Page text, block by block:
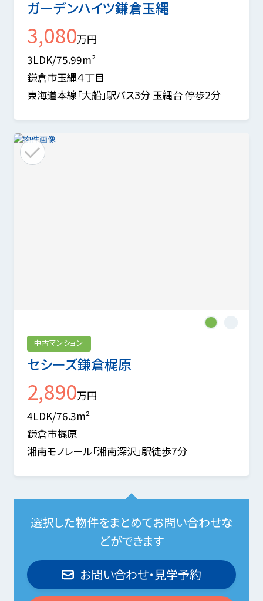
ガーデンハイツ鎌倉玉縄
3,080万円
3LDK/75.99m²
鎌倉市玉縄４丁目
東海道本線「大船」駅バス3分 玉縄台 停歩2分
セシーズ鎌倉梶原
中古マンション
2,890万円
4LDK/76.3m²
鎌倉市梶原
湘南モノレール「湘南深沢」駅徒歩7分
選択した物件をまとめてお問い合わせな
どができます
お問い合わせ・見学予約